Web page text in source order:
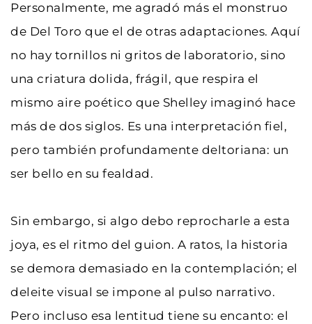
Personalmente, me agradó más el monstruo
de Del Toro que el de otras adaptaciones. Aquí
no hay tornillos ni gritos de laboratorio, sino
una criatura dolida, frágil, que respira el
mismo aire poético que Shelley imaginó hace
más de dos siglos. Es una interpretación fiel,
pero también profundamente deltoriana: un
ser bello en su fealdad.
Sin embargo, si algo debo reprocharle a esta
joya, es el ritmo del guion. A ratos, la historia
se demora demasiado en la contemplación; el
deleite visual se impone al pulso narrativo.
Pero incluso esa lentitud tiene su encanto: el